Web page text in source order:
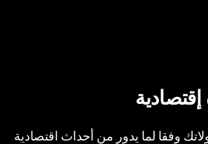
وفقا لما يدور من أحداث اقتصادية